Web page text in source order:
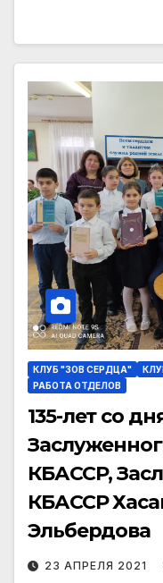
КЛУБ "ЗОВ СЕРДЦА"
РАБОТА ОТДЕЛОВ
135-лет со
КБАССР,
КБАССР
Эльбердова
23 АПРЕЛЯ 2021